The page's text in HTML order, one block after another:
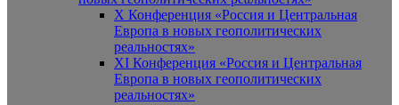
X Конференция «Россия и Центральная
Европа в новых геополитических
реальностях»
XI Конференция «Россия и Центральная
Европа в новых геополитических
реальностях»